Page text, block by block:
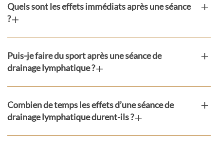
Quels sont les effets immédiats après une séance
?
Puis-je faire du sport après une séance de
drainage lymphatique ?
Combien de temps les effets d’une séance de
drainage lymphatique durent-ils ?